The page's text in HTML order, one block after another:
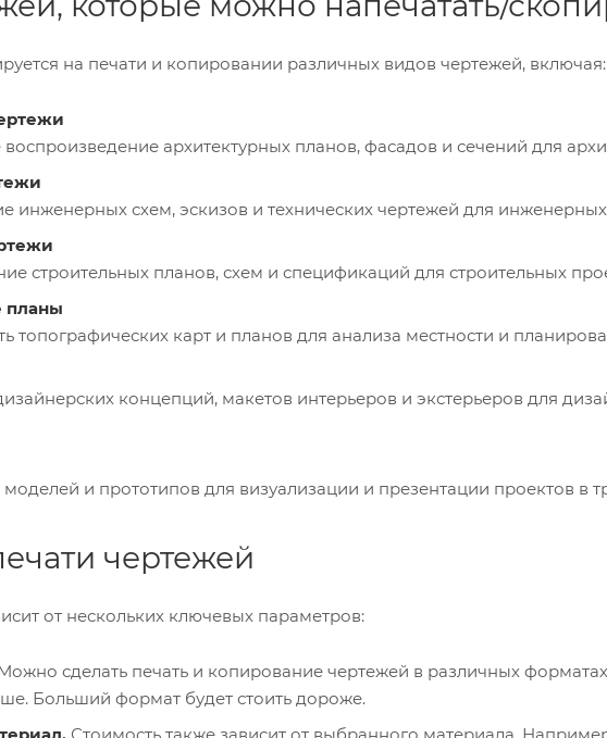
на печати и копировании различных видов чертежей, включая:
архитектурных планов, фасадов и сечений для
инженерных схем, эскизов и технических чертежей для
строительных планов, схем и спецификаций для строительных
планы
топографических карт и планов для анализа местности и
концепций, макетов интерьеров и экстерьеров для
и прототипов для визуализации и презентации проектов в
чертежей
от нескольких ключевых параметров:
сделать печать и копирование чертежей в различных
Больший формат будет стоить дороже.